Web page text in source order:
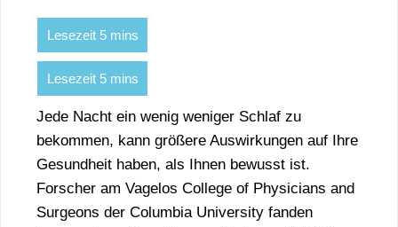
Jede Nacht ein wenig weniger Schlaf zu
bekommen, kann größere Auswirkungen auf Ihre
Gesundheit haben, als Ihnen bewusst ist.
Forscher am Vagelos College of Physicians and
Surgeons der Columbia University fanden